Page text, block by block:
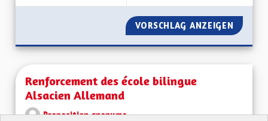
VORSCHLAG ANZEIGEN
Renforcement des école bilingue
Alsacien Allemand
Proposition anonyme